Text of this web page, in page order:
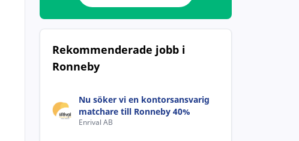
Rekommenderade jobb i
Ronneby
Nu söker vi en kontorsansvarig
matchare till Ronneby 40%
Enrival AB